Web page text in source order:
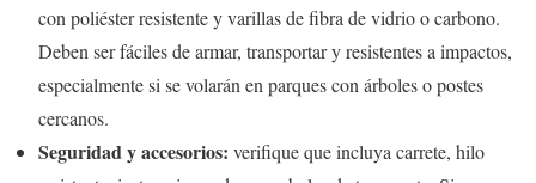
con poliéster resistente y varillas de fibra de vidrio o carbono.
Deben ser fáciles de armar, transportar y resistentes a impactos,
especialmente si se volarán en parques con árboles o postes
cercanos.
Seguridad y accesorios: verifique que incluya carrete, hilo